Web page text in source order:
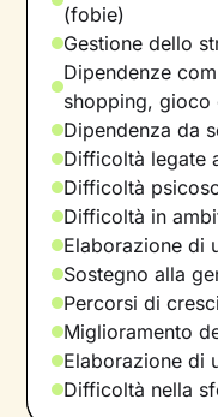
(fobie)
Gestione dello
Dipendenze
shopping, gioco
Dipendenza da
Difficoltà legate
Difficoltà
Difficoltà in
Elaborazione di
Sostegno alla
Percorsi di
Miglioramento
Elaborazione di
Difficoltà nella